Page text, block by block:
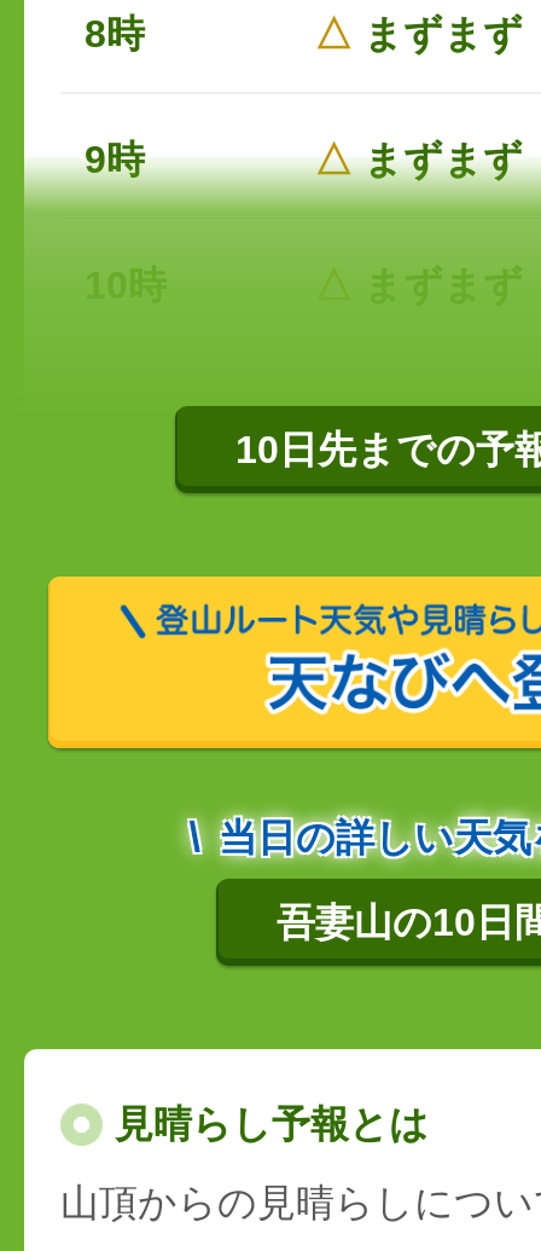
8時 △ まずまず
9時 △まずまず
10時 △ まずまず
10日先までの予
当日の詳しい天
吾妻山の10日
見晴らし予報とは
山頂からの見晴らしにつ